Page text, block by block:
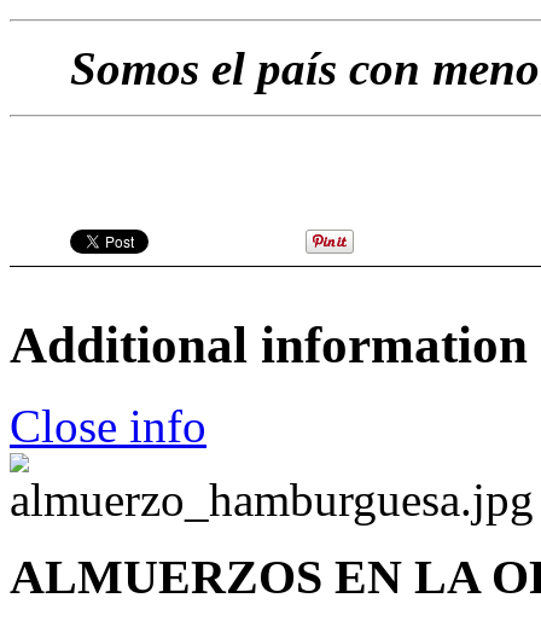
Somos el país con
Additional information
Close info
ALMUERZOS EN LA